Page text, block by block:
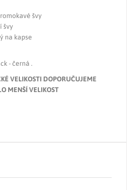
švy
švy
na kapse
- černá .
VELIKOSTI DOPORUČUJEME
MENŠÍ VELIKOST